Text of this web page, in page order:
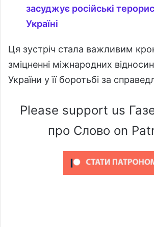
засуджує російські
Україні
Ця зустріч стала важливим
зміцненні міжнародних
України у її боротьбі за
Please support us
про Слово on